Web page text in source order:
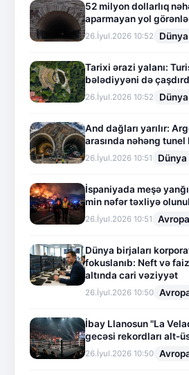
52 milyon dollarlıq
aparmayan yol
26.İyul.2026 10:52 Dünya
Tarixi ərazi yalanı:
bələdiyyəni də
26.İyul.2026 10:52 Dünya
And dağları yarılır:
arasında nəhəng tunel
26.İyul.2026 10:51 Dünya
İspaniyada meşə
min nəfər təxliyə
26.İyul.2026 10:51 Avropa
Dünya birjaları
fokuslanıb: Neft və
altında cari vəziyyət
26.İyul.2026 10:50
İbay Llanosun "La
gecəsi rekordları alt-
26.İyul.2026 10:50